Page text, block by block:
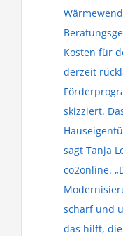
Kosten für
derzeit
skizziert.
sagt Tanja
co2online.
scharf und
das hilft,